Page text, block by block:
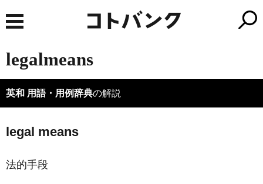
legalmeans
英和 用語・用例辞典の解説
legal means
法的手段